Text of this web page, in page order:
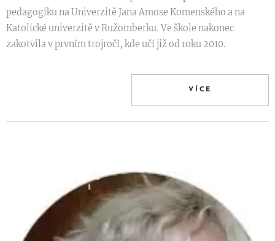
pedagogiku na Univerzitě Jana Amose Komenského a na
Katolické univerzitě v Ružomberku. Ve škole nakonec
zakotvila v prvním trojročí, kde učí již od roku 2010.
VÍCE